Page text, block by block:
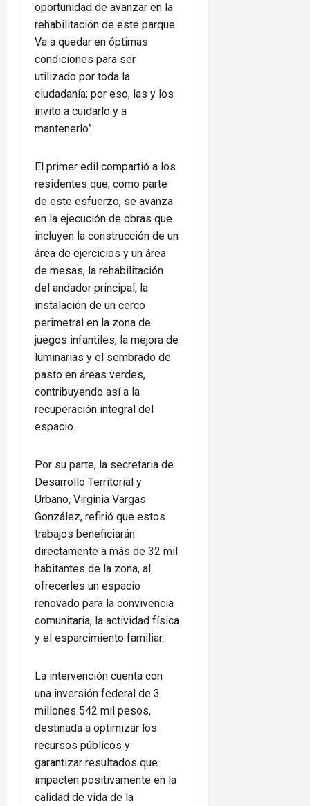
oportunidad de avanzar en la
rehabilitación de este parque.
Va a quedar en óptimas
condiciones para ser
utilizado por toda la
ciudadanía; por eso, las y los
invito a cuidarlo y a
mantenerlo”.
El primer edil compartió a los
residentes que, como parte
de este esfuerzo, se avanza
en la ejecución de obras que
incluyen la construcción de un
área de ejercicios y un área
de mesas, la rehabilitación
del andador principal, la
instalación de un cerco
perimetral en la zona de
juegos infantiles, la mejora de
luminarias y el sembrado de
pasto en áreas verdes,
contribuyendo así a la
recuperación integral del
espacio.
Por su parte, la secretaria de
Desarrollo Territorial y
Urbano, Virginia Vargas
González, refirió que estos
trabajos beneficiarán
directamente a más de 32 mil
habitantes de la zona, al
ofrecerles un espacio
renovado para la convivencia
comunitaria, la actividad física
y el esparcimiento familiar.
La intervención cuenta con
una inversión federal de 3
millones 542 mil pesos,
destinada a optimizar los
recursos públicos y
garantizar resultados que
impacten positivamente en la
calidad de vida de la